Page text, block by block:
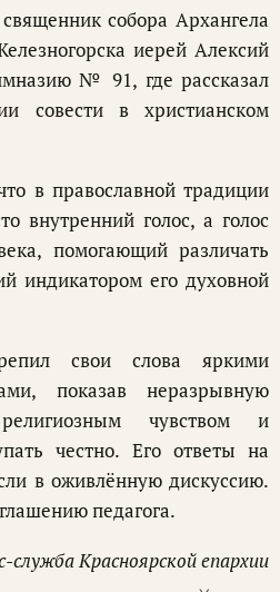
собора Архангела
иерей Алексий
№ 91, где рассказал
совести в христианском
в православной традиции
внутренний голос, а голос
помогающий различать
индикатором его духовной
свои слова яркими
показав неразрывную
чувством и
честно. Его ответы на
в оживлённую дискуссию.
педагога.
служба Красноярской епархии